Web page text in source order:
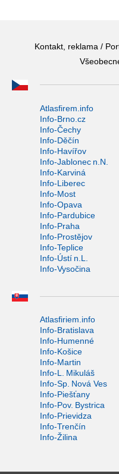
Kontakt, reklama /
Atlasfirem.info
Info-Brno.cz
Info-Čechy
Info-Děčín
Info-Havířov
Info-Jablonec n.N.
Info-Karviná
Info-Liberec
Info-Most
Info-Opava
Info-Pardubice
Info-Praha
Info-Prostějov
Info-Teplice
Info-Ústí n.L.
Info-Vysočina
Atlasfiriem.info
Info-Bratislava
Info-Humenné
Info-Košice
Info-Martin
Info-L. Mikuláš
Info-Sp. Nová Ves
Info-Piešťany
Info-Pov. Bystrica
Info-Prievidza
Info-Trenčín
Info-Žilina